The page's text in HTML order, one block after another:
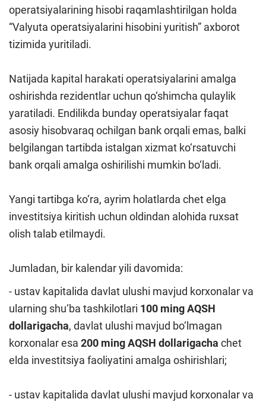
operatsiyalarining hisobi raqamlashtirilgan holda
“Valyuta operatsiyalarini hisobini yuritish” axborot
tizimida yuritiladi.
Natijada kapital harakati operatsiyalarini amalga
oshirishda rezidentlar uchun qo‘shimcha qulaylik
yaratiladi. Endilikda bunday operatsiyalar faqat
asosiy hisobvaraq ochilgan bank orqali emas, balki
belgilangan tartibda istalgan xizmat ko‘rsatuvchi
bank orqali amalga oshirilishi mumkin bo‘ladi.
Yangi tartibga ko‘ra, ayrim holatlarda chet elga
investitsiya kiritish uchun oldindan alohida ruxsat
olish talab etilmaydi.
Jumladan, bir kalendar yili davomida:
- ustav kapitalida davlat ulushi mavjud korxonalar va
ularning shu‘ba tashkilotlari 100 ming AQSH
dollarigacha, davlat ulushi mavjud bo‘lmagan
korxonalar esa 200 ming AQSH dollarigacha chet
elda investitsiya faoliyatini amalga oshirishlari;
- ustav kapitalida davlat ulushi mavjud korxonalar va